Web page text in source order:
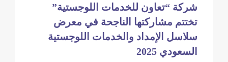
شركة “تعاون للخدمات اللوجستية”
تختتم مشاركتها الناجحة في معرض
سلاسل الإمداد والخدمات اللوجستية
السعودي 2025